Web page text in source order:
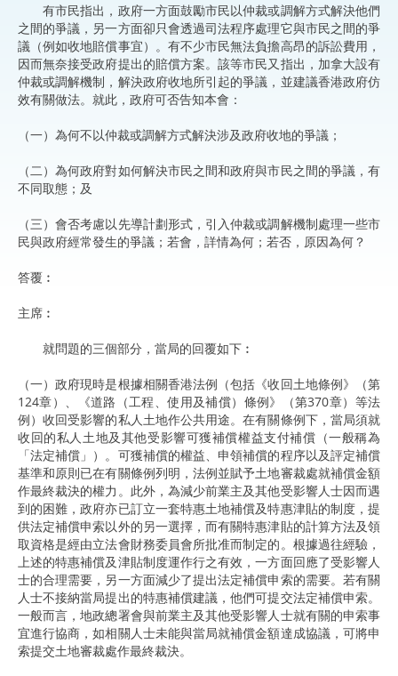
有市民指出，政府一方面鼓勵市民以仲裁或調解方式解決他們
之間的爭議，另一方面卻只會透過司法程序處理它與市民之間的爭
議（例如收地賠償事宜）。有不少市民無法負擔高昂的訴訟費用，
因而無奈接受政府提出的賠償方案。該等市民又指出，加拿大設有
仲裁或調解機制，解決政府收地所引起的爭議，並建議香港政府仿
效有關做法。就此，政府可否告知本會：
（一）為何不以仲裁或調解方式解決涉及政府收地的爭議；
（二）為何政府對如何解決市民之間和政府與市民之間的爭議，有
不同取態；及
（三）會否考慮以先導計劃形式，引入仲裁或調解機制處理一些市
民與政府經常發生的爭議；若會，詳情為何；若否，原因為何？
答覆︰
主席︰
就問題的三個部分，當局的回覆如下︰
（一）政府現時是根據相關香港法例（包括《收回土地條例》（第
124章）、《道路（工程、使用及補償）條例》（第370章）等法
例）收回受影響的私人土地作公共用途。在有關條例下，當局須就
收回的私人土地及其他受影響可獲補償權益支付補償（一般稱為
「法定補償」）。可獲補償的權益、申領補償的程序以及評定補償
基準和原則已在有關條例列明，法例並賦予土地審裁處就補償金額
作最終裁決的權力。此外，為減少前業主及其他受影響人士因而遇
到的困難，政府亦已訂立一套特惠土地補償及特惠津貼的制度，提
供法定補償申索以外的另一選擇，而有關特惠津貼的計算方法及領
取資格是經由立法會財務委員會所批准而制定的。根據過往經驗，
上述的特惠補償及津貼制度運作行之有效，一方面回應了受影響人
士的合理需要，另一方面減少了提出法定補償申索的需要。若有關
人士不接納當局提出的特惠補償建議，他們可提交法定補償申索。
一般而言，地政總署會與前業主及其他受影響人士就有關的申索事
宜進行協商，如相關人士未能與當局就補償金額達成協議，可將申
索提交土地審裁處作最終裁決。